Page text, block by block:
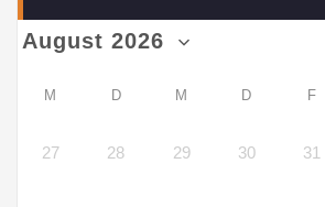
M D M D F
27 28 29 30 31